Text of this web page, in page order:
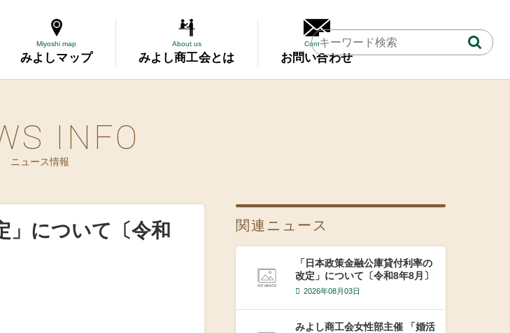
Miyoshi map
みよしマップ
About us
みよし商工会とは
Contact
お問い合わせ
INFO
ニュース情報
」について〔令和
関連ニュース
「日本政策金融公庫貸付利率の
改定」について〔令和8年8月〕
2026年08月03日
みよし商工会女性部主催 「婚活